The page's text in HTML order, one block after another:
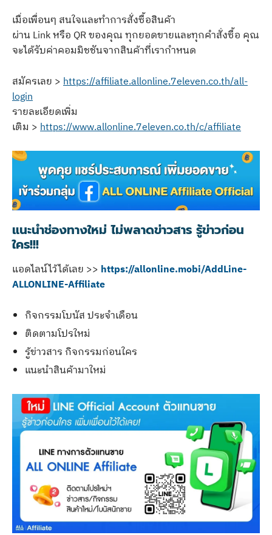
เมื่อเพื่อนๆ สนใจและทำการสั่งซื้อสินค้า
ผ่าน Link หรือ QR ของคุณ ทุกยอดขายและทุกคำสั่งซื้อ คุณ
จะได้รับค่าคอมมิชชันจากสินค้าที่เรากำหนด
สมัครเลย >https://affiliate.allonline.7eleven.co.th/all-
login
รายละเอียดเพิ่ม
เติม >https://www.allonline.7eleven.co.th/c/affiliate
แนะนำช่องทางใหม่ ไม่พลาดข่าวสาร รู้ข่าวก่อน
ใคร!!!
แอดไลน์ไว้ได้เลย >> https://allonline.mobi/AddLine-
ALLONLINE-Affiliate
กิจกรรมโบนัส ประจำเดือน
ติดตามโปรใหม่
รู้ข่าวสาร กิจกรรมก่อนใคร
แนะนำสินค้ามาใหม่